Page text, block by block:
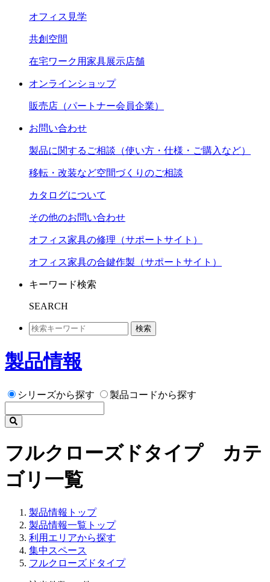
オフィス見学
共創空間
在宅ワーク用家具展示店舗
オンラインショップ
販売店（パートナー会員企業）
お問い合わせ
製品に関するご相談（使い方・仕様・ご購入など）
移転・改装など空間づくりのご相談
カタログについて
その他のお問い合わせ
オフィス家具の修理（サポートサイト）
オフィス家具の合鍵作製（サポートサイト）
キーワード検索
SEARCH
検索
製品情報
シリーズから探す 製品コードから探す
フルクローズドタイプ カテ
ゴリ一覧
製品情報トップ
製品情報一覧トップ
利用エリアから探す
集中スペース
フルクローズドタイプ